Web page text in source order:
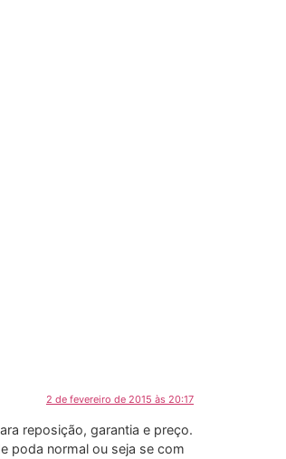
2 de fevereiro de 2015 às 20:17
reposição, garantia e preço.
poda normal ou seja se com